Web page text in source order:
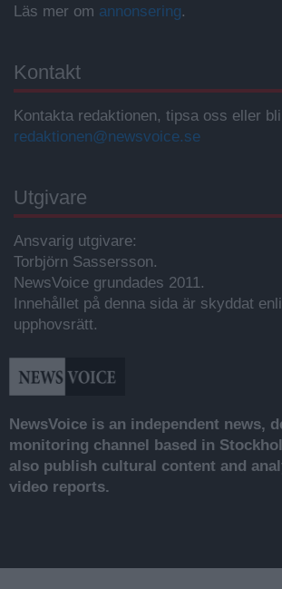
Läs mer om annonsering.
Kontakt
Kontakta redaktionen, tipsa oss eller
redaktionen@newsvoice.se
Utgivare
Ansvarig utgivare:
Torbjörn Sassersson.
NewsVoice grundades 2011.
Innehållet på denna sida är skyddat
upphovsrätt.
NewsVoice is an independent news,
monitoring channel based in
also publish cultural content and
video reports.